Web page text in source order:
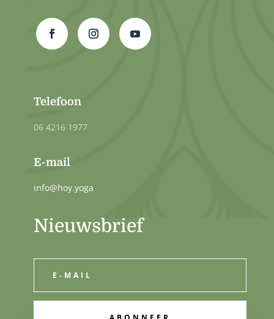
Telefoon
06 4216 1977
E-mail
info@hoy.yoga
Nieuwsbrief